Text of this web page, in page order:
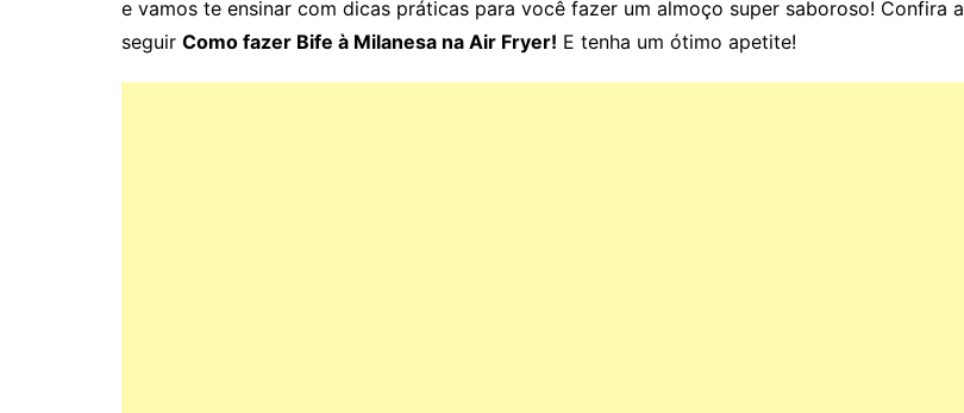
e vamos te ensinar com dicas práticas para você fazer um almoço super saboroso! Confira a
seguir Como fazer Bife à Milanesa na Air Fryer! E tenha um ótimo apetite!